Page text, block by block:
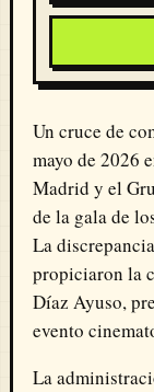
Un cruce de
mayo de 2026
Madrid y el
de la gala de
La
propiciaron la
Díaz Ayuso,
evento
La